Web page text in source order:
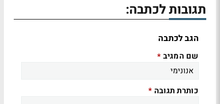
תגובות לכתבה:
הגב לכתבה
שם המגיב *
כותרת תגובה *